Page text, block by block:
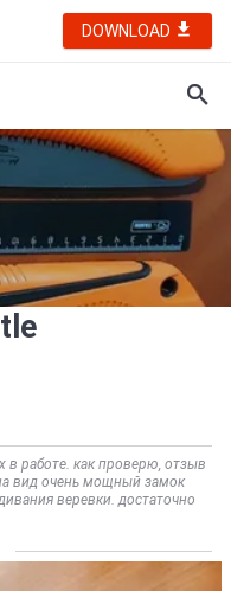
DOWNLOAD
в работе. как проверю, отзыв
вид очень мощный замок
веревки. достаточно